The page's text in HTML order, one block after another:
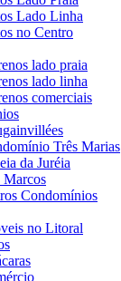
Lado Linha
no Centro
lado praia
lado linha
comerciais
Três Marias
da Juréia
Marcos
Condomínios
no Litoral